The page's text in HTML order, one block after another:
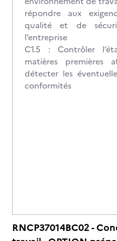
répondre aux
qualité et de
l’entreprise
C1.5 : Contrôler
matières premières
détecter les
conformités
RNCP37014BC02 -